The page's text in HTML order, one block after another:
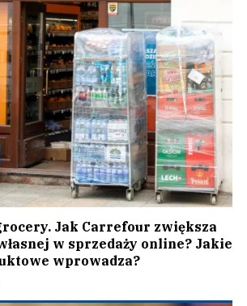
Jak Carrefour zwiększa
w sprzedaży online? Jakie
wprowadza?